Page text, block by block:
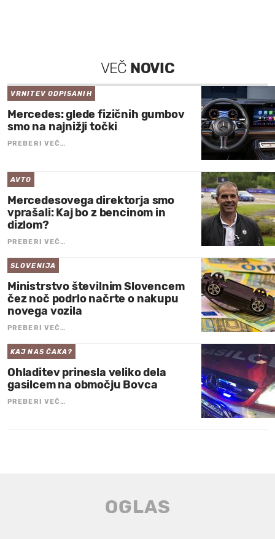
VEČ NOVIC
VRNITEV ODPISANIH
Mercedes: glede fizičnih gumbov
smo na najnižji točki
PREBERI VEČ…
AVTO
Mercedesovega direktorja smo
vprašali: Kaj bo z bencinom in
dizlom?
PREBERI VEČ…
SLOVENIJA
Ministrstvo številnim Slovencem
čez noč podrlo načrte o nakupu
novega vozila
PREBERI VEČ…
KAJ NAS ČAKA?
Ohladitev prinesla veliko dela
gasilcem na območju Bovca
PREBERI VEČ…